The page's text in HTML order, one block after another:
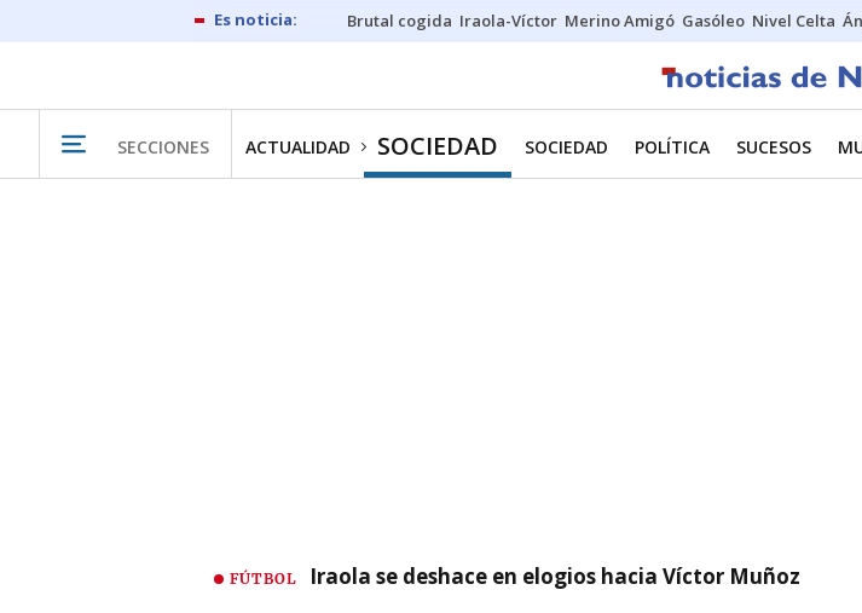
Brutal cogida Iraola-Víctor Merino Amigó Gasóleo Nivel Celta
SECCIONES ACTUALIDAD SOCIEDAD SOCIEDAD POLÍTICA SUCESOS
FÚTBOL Iraola se deshace en elogios hacia Víctor Muñoz